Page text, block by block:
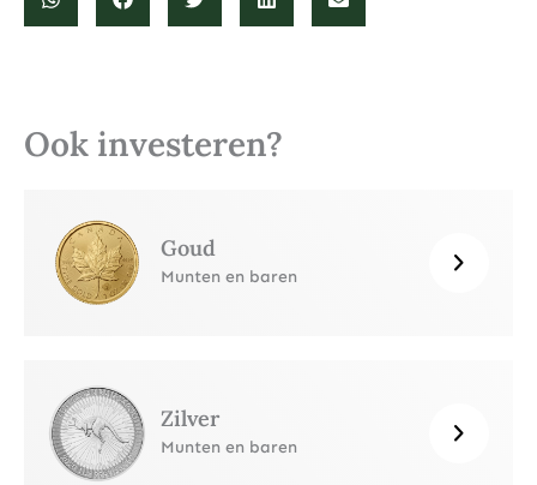
Ook investeren?
Goud
Munten en baren
Zilver
Munten en baren